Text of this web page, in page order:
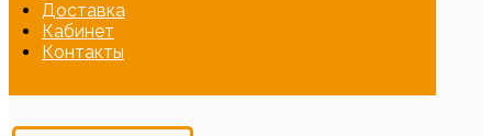
Доставка
Кабинет
Контакты